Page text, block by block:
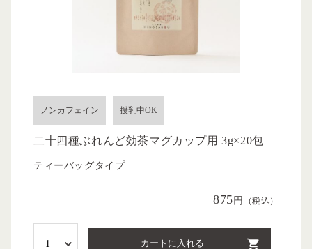
ノンカフェイン 授乳中OK
二十四種ぶれんど効茶マグカップ用 3g×20包
ティーバッグタイプ
875 円 （税込）
カートに入れる